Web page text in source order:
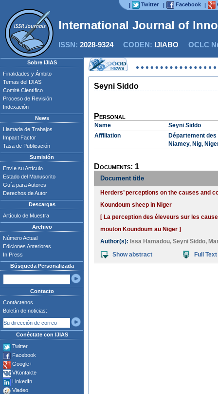
| Twitter | Facebook |
International Journal of
ISSN: 2028-9324CODEN: IJIABO OCLC
Sobre IJIAS
Finalidades y Ámbito
Temas del IJIAS
Comité Científico
Proceso de Revisión
Indexación
News
Llamada de Trabajos
Impact Factor
Tasa de Publicación
Sumisión
Envíe su Artículo
Estado del Manuscrito
Guía para Autores
Derechos de Autor
Descargas
Artículo de Muestra
Archivo
Número Actual
Ediciones Anteriores
In Press
Búsqueda Personalizada
Contacto
Contáctenos
Boletín de noticias:
Conéctate con IJIAS
Twitter
Facebook
Google+
VKontakte
LinkedIn
Viadeo
Seyni Siddo
Personal
Name
Seyni Siddo
Affiliation
Département
Niamey, Nig,
Documents: 1
Document title
Herders’ perceptions on the causes and
Koundoum sheep in Niger
[ La perception des éleveurs sur les
mouton Koundoum au Niger ]
Author(s): Issa Hamadou, Seyni Siddo,
Show abstract
Full Text